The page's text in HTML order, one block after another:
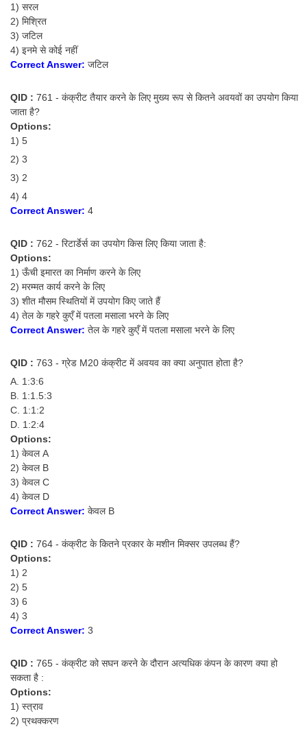
1) सरल
2) मिश्रित
3) जटिल
4) इनमे से कोई नहीं
Correct Answer: जटिल
QID : 761 - कंक्रीट तैयार करने के लिए मुख्य रूप से कितने अवयवों का उपयोग किया
जाता है?
Options:
1) 5
2) 3
3) 2
4) 4
Correct Answer: 4
QID : 762 - रिटार्डेर्स का उपयोग किस लिए किया जाता है:
Options:
1) ऊँची इमारत का निर्माण करने के लिए
2) मरम्मत कार्य करने के लिए
3) शीत मौसम स्थितियों में उपयोग किए जाते हैं
4) तेल के गहरे कुएँ में पतला मसाला भरने के लिए
Correct Answer: तेल के गहरे कुएँ में पतला मसाला भरने के लिए
QID : 763 - ग्रेड M20 कंक्रीट में अवयव का क्या अनुपात होता है?
A. 1:3:6
B. 1:1.5:3
C. 1:1:2
D. 1:2:4
Options:
1) केवल A
2) केवल B
3) केवल C
4) केवल D
Correct Answer: केवल B
QID : 764 - कंक्रीट के कितने प्रकार के मशीन मिक्सर उपलब्ध हैं?
Options:
1) 2
2) 5
3) 6
4) 3
Correct Answer: 3
QID : 765 - कंक्रीट को सघन करने के दौरान अत्यधिक कंपन के कारण क्या हो
सकता है :
Options:
1) स्त्राव
2) प्रथक्करण